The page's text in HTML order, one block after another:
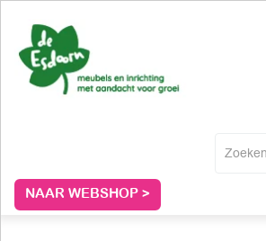
NAAR WEBSHOP >